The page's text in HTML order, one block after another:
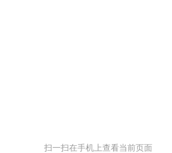
扫一扫在手机上查看当前页面